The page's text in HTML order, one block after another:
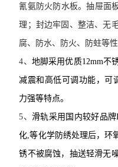
氰氨防火防水板。抽屉面
理；封边牢固、整洁、无
腐、防水、防火、防蛀等
4、 地脚采用优质12mm不
减震和高低可调功能，可
力强等特点。
5、滑轨采用国内较好品牌
化,等化学防绣处理后，环
锈不被腐蚀，抽送轻滑无